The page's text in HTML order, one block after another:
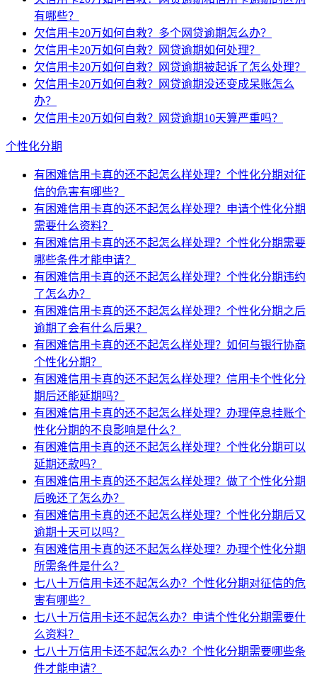
有哪些？
欠信用卡20万如何自救？多个网贷逾期怎么办？
欠信用卡20万如何自救？网贷逾期如何处理？
欠信用卡20万如何自救？网贷逾期被起诉了怎么处理？
欠信用卡20万如何自救？网贷逾期没还变成呆账怎么
办？
欠信用卡20万如何自救？网贷逾期10天算严重吗？
个性化分期
有困难信用卡真的还不起怎么样处理？个性化分期对征
信的危害有哪些？
有困难信用卡真的还不起怎么样处理？申请个性化分期
需要什么资料？
有困难信用卡真的还不起怎么样处理？个性化分期需要
哪些条件才能申请？
有困难信用卡真的还不起怎么样处理？个性化分期违约
了怎么办？
有困难信用卡真的还不起怎么样处理？个性化分期之后
逾期了会有什么后果？
有困难信用卡真的还不起怎么样处理？如何与银行协商
个性化分期？
有困难信用卡真的还不起怎么样处理？信用卡个性化分
期后还能延期吗？
有困难信用卡真的还不起怎么样处理？办理停息挂账个
性化分期的不良影响是什么？
有困难信用卡真的还不起怎么样处理？个性化分期可以
延期还款吗？
有困难信用卡真的还不起怎么样处理？做了个性化分期
后晚还了怎么办？
有困难信用卡真的还不起怎么样处理？个性化分期后又
逾期十天可以吗？
有困难信用卡真的还不起怎么样处理？办理个性化分期
所需条件是什么？
七八十万信用卡还不起怎么办？个性化分期对征信的危
害有哪些？
七八十万信用卡还不起怎么办？申请个性化分期需要什
么资料？
七八十万信用卡还不起怎么办？个性化分期需要哪些条
件才能申请？